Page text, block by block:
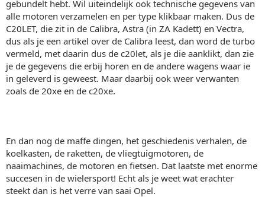
gebundelt hebt. Wil uiteindelijk ook technische gegevens van
alle motoren verzamelen en per type klikbaar maken. Dus de
C20LET, die zit in de Calibra, Astra (in ZA Kadett) en Vectra,
dus als je een artikel over de Calibra leest, dan word de turbo
vermeld, met daarin dus de c20let, als je die aanklikt, dan zie
je de gegevens die erbij horen en de andere wagens waar ie
in geleverd is geweest. Maar daarbij ook weer verwanten
zoals de 20xe en de c20xe.
En dan nog de maffe dingen, het geschiedenis verhalen, de
koelkasten, de raketten, de vliegtuigmotoren, de
naaimachines, de motoren en fietsen. Dat laatste met enorme
succesen in de wielersport! Echt als je weet wat erachter
steekt dan is het verre van saai Opel.